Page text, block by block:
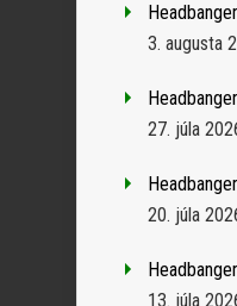
3. augusta
27. júla
20. júla
13. júla